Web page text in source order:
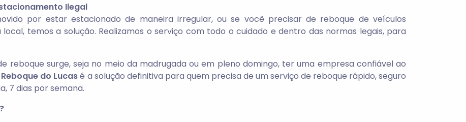
Ilegal
por estar estacionado de maneira irregular, ou se você precisar de reboque de veículos
temos a solução. Realizamos o serviço com todo o cuidado e dentro das normas legais, para
reboque surge, seja no meio da madrugada ou em pleno domingo, ter uma empresa confiável ao
Reboque do Lucasé a solução definitiva para quem precisa de um serviço de reboque rápido, seguro
7 dias por semana.